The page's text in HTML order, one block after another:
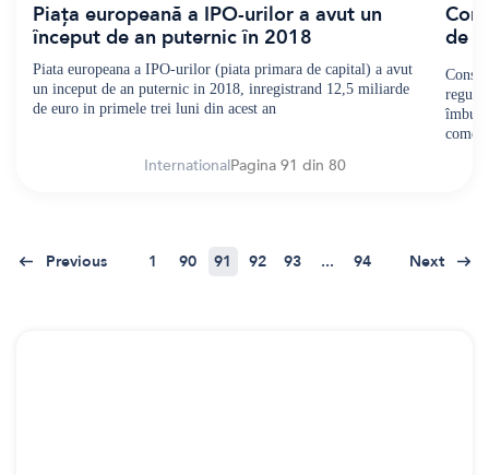
Piața europeană a IPO-urilor a avut un
început de an puternic în 2018
Piata europeana a IPO-urilor (piata primara de capital) a avut
un inceput de an puternic in 2018, inregistrand 12,5 miliarde
de euro in primele trei luni din acest an
de
InternationalPagina 91 din 80
1
Previous 90 91 92 93 ... Next
94